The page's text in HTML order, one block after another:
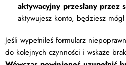
aktywacyjny przesłany przez
aktywujesz konto, będziesz
Jeśli wypełniłeś formularz
do kolejnych czynności i wskaże